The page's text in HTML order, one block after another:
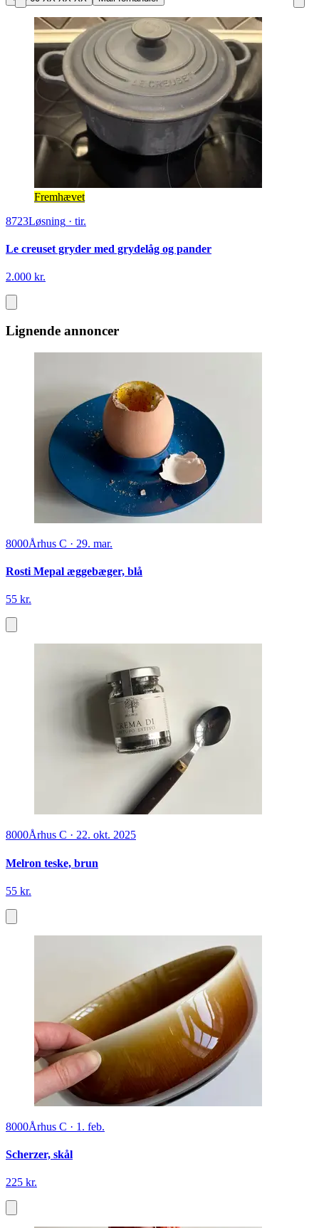
Fremhævet
8723Løsning · tir.
Le creuset gryder med grydelåg og pander
2.000 kr.
Lignende annoncer
8000Århus C · 29. mar.
Rosti Mepal æggebæger, blå
55 kr.
8000Århus C · 22. okt. 2025
Melron teske, brun
55 kr.
8000Århus C · 1. feb.
Scherzer, skål
225 kr.